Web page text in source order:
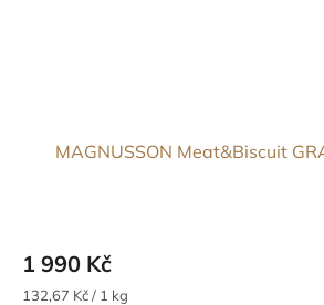
MAGNUSSON Meat&Biscuit
1 990 Kč
Měrná
132,67 Kč / 1 kg